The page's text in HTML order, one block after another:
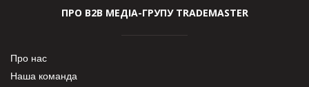
ПРО В2В МЕДІА-ГРУПУ TRADEMASTER
Про нас
Наша команда